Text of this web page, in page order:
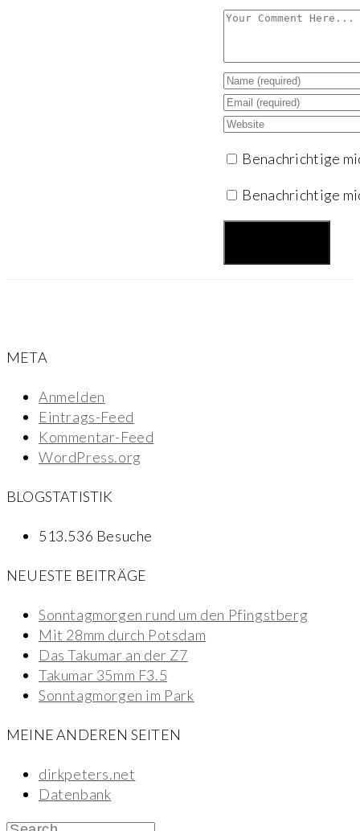
Benachrichtige
Benachrichtige
META
Anmelden
Eintrags-Feed
Kommentar-Feed
WordPress.org
BLOGSTATISTIK
513.536 Besuche
NEUESTE BEITRÄGE
Sonntagmorgen rund um den Pfingstberg
Mit 28mm durch Potsdam
Das Takumar an der Z7
Takumar 35mm F3.5
Sonntagmorgen im Park
MEINE ANDEREN SEITEN
dirkpeters.net
Datenbank